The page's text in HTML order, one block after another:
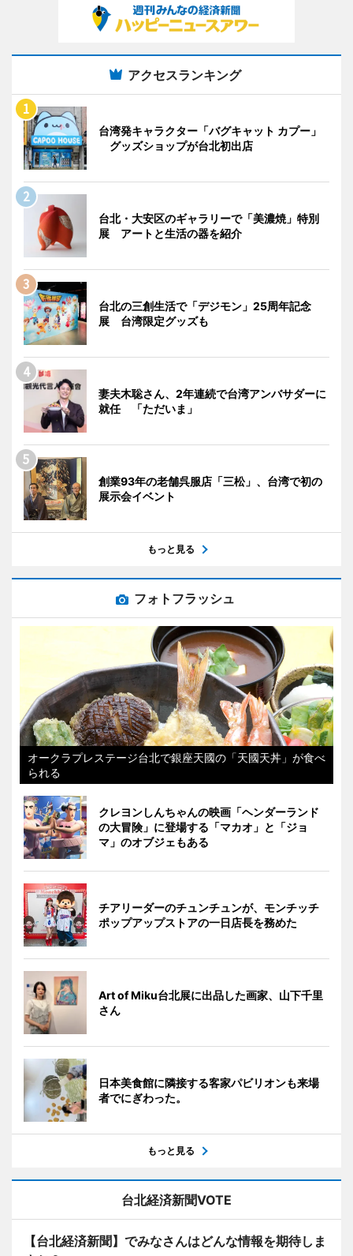
アクセスランキング
台湾発キャラクター「バグキャット カプー」
グッズショップが台北初出店
台北・大安区のギャラリーで「美濃焼」特別
展 アートと生活の器を紹介
台北の三創生活で「デジモン」25周年記念
展 台湾限定グッズも
妻夫木聡さん、2年連続で台湾アンバサダーに
就任 「ただいま」
創業93年の老舗呉服店「三松」、台湾で初の
展示会イベント
もっと見る
フォトフラッシュ
オークラプレステージ台北で銀座天國の「天國天丼」が食べ
られる
クレヨンしんちゃんの映画「ヘンダーランド
の大冒険」に登場する「マカオ」と「ジョ
マ」のオブジェもある
チアリーダーのチュンチュンが、モンチッチ
ポップアップストアの一日店長を務めた
Art of Miku台北展に出品した画家、山下千里
さん
日本美食館に隣接する客家パビリオンも来場
者でにぎわった。
もっと見る
台北経済新聞VOTE
【台北経済新聞】でみなさんはどんな情報を期待しま